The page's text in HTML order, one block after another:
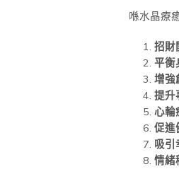
喺水晶療
招財
平衡
增強
提升
心輪
促進
吸引
情緒